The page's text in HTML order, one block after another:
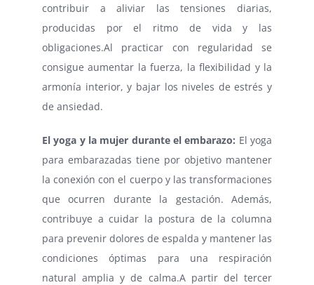
contribuir a aliviar las tensiones diarias,
producidas por el ritmo de vida y las
obligaciones.Al practicar con regularidad se
consigue aumentar la fuerza, la flexibilidad y la
armonía interior, y bajar los niveles de estrés y
de ansiedad.
El yoga y la mujer durante el embarazo: El yoga
para embarazadas tiene por objetivo mantener
la conexión con el cuerpo y las transformaciones
que ocurren durante la gestación. Además,
contribuye a cuidar la postura de la columna
para prevenir dolores de espalda y mantener las
condiciones óptimas para una respiración
natural amplia y de calma.A partir del tercer